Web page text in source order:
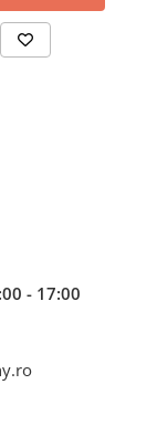
- 17:00